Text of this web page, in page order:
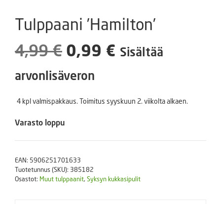
Tulppaani ’Hamilton’
4,99€ Alkuperäinen
hinta
oli:
0,99 € Nykyinen
on:
Sisältää
arvonlisäveron
4 kpl valmispakkaus. Toimitus syyskuun 2. viikolta alkaen.
Varasto loppu
EAN: 5906251701633
Tuotetunnus (SKU): 385182
Osastot: Muut tulppaanit, Syksyn kukkasipulit